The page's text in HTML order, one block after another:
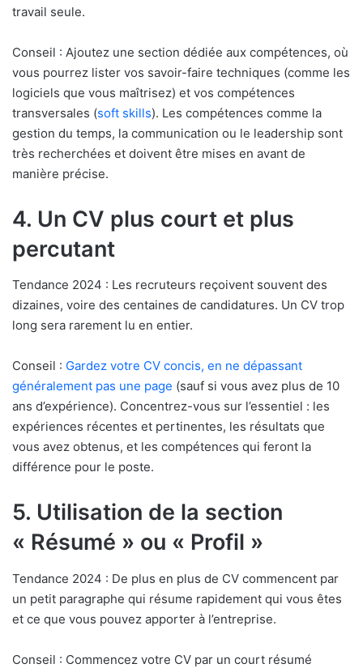
travail seule.
Conseil : Ajoutez une section dédiée aux compétences, où
vous pourrez lister vos savoir-faire techniques (comme les
logiciels que vous maîtrisez) et vos compétences
transversales (soft skills). Les compétences comme la
gestion du temps, la communication ou le leadership sont
très recherchées et doivent être mises en avant de
manière précise.
4. Un CV plus court et plus
percutant
Tendance 2024 : Les recruteurs reçoivent souvent des
dizaines, voire des centaines de candidatures. Un CV trop
long sera rarement lu en entier.
Conseil : Gardez votre CV concis, en ne dépassant
généralement pas une page (sauf si vous avez plus de 10
ans d’expérience). Concentrez-vous sur l’essentiel : les
expériences récentes et pertinentes, les résultats que
vous avez obtenus, et les compétences qui feront la
différence pour le poste.
5. Utilisation de la section
« Résumé » ou « Profil »
Tendance 2024 : De plus en plus de CV commencent par
un petit paragraphe qui résume rapidement qui vous êtes
et ce que vous pouvez apporter à l’entreprise.
Conseil : Commencez votre CV par un court résumé